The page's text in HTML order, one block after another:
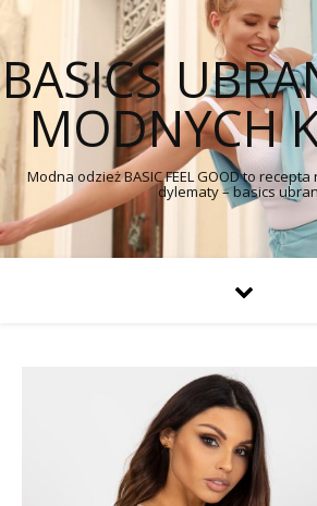
BASICS
MODNYCH
Modna odzież BASIC FEEL GOOD to
dylematy – basics